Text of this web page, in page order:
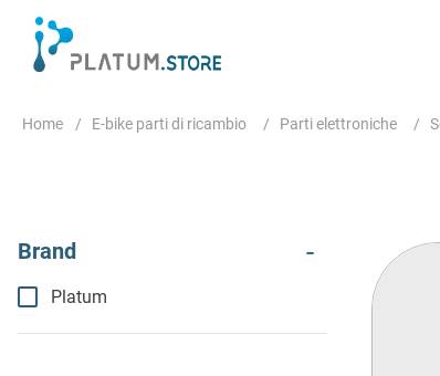
E-bike parti di ricambio Parti elettroniche
Platum